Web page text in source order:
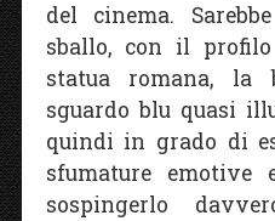
del cinema.
sballo, con il
statua romana, la
sguardo blu quasi
quindi in grado di
sfumature emotive
sospingerlo